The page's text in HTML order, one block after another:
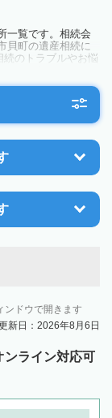
一覧です。相続会
貝町の遺産相続に
のトラブルやお悩
しょう。
ンドウで開きます
新日：2026年8月6日
ンライン対応可